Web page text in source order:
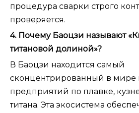
процедура сварки строго
проверяется.
4. Почему Баоцзи называют
титановой долиной»?
В Баоцзи находится самый
сконцентрированный в мире
предприятий по плавке,
титана. Эта экосистема